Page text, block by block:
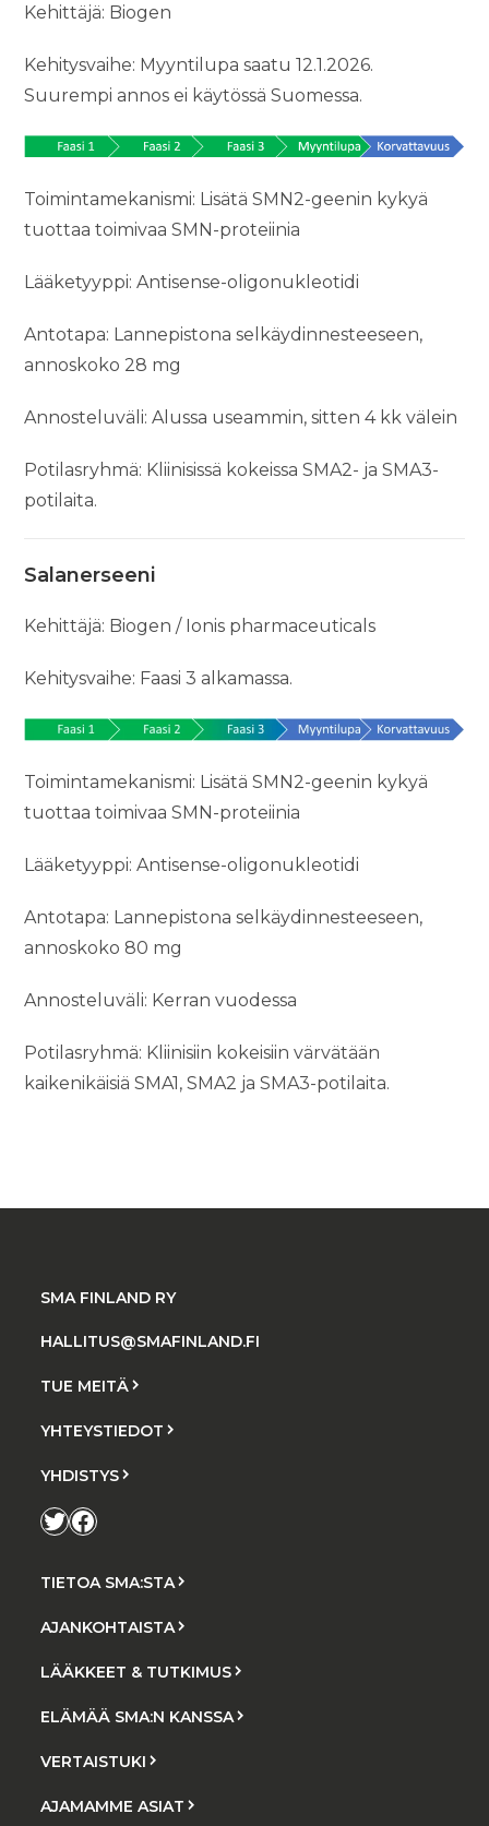
Kehittäjä: Biogen
Kehitysvaihe: Myyntilupa saatu 12.1.2026.
Suurempi annos ei käytössä Suomessa.
Toimintamekanismi: Lisätä SMN2-geenin kykyä
tuottaa toimivaa SMN-proteiinia
Lääketyyppi: Antisense-oligonukleotidi
Antotapa: Lannepistona selkäydinnesteeseen,
annoskoko 28 mg
Annosteluväli: Alussa useammin, sitten 4 kk välein
Potilasryhmä: Kliinisissä kokeissa SMA2- ja SMA3-
potilaita.
Salanerseeni
Kehittäjä: Biogen / Ionis pharmaceuticals
Kehitysvaihe: Faasi 3 alkamassa.
Toimintamekanismi: Lisätä SMN2-geenin kykyä
tuottaa toimivaa SMN-proteiinia
Lääketyyppi: Antisense-oligonukleotidi
Antotapa: Lannepistona selkäydinnesteeseen,
annoskoko 80 mg
Annosteluväli: Kerran vuodessa
Potilasryhmä: Kliinisiin kokeisiin värvätään
kaikenikäisiä SMA1, SMA2 ja SMA3-potilaita.
SMA FINLAND RY
HALLITUS@SMAFINLAND.FI
TUE MEITÄ
YHTEYSTIEDOT
YHDISTYS
TwitterFacebook
TIETOA SMA:STA
AJANKOHTAISTA
LÄÄKKEET & TUTKIMUS
ELÄMÄÄ SMA:N KANSSA
VERTAISTUKI
AJAMAMME ASIAT